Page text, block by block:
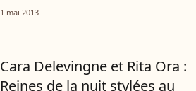
1 mai 2013
Cara Delevingne et Rita Ora :
Reines de la nuit stylées au